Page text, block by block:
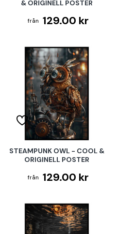
& ORIGINELL POSTER
129.00 kr
STEAMPUNK OWL - COOL &
ORIGINELL POSTER
129.00 kr